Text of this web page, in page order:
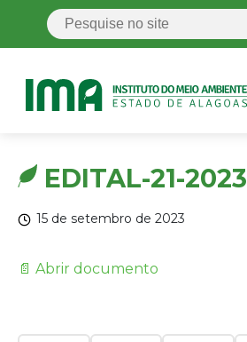
EDITAL-21-2023
15 de setembro de 2023
📄 Abrir documento